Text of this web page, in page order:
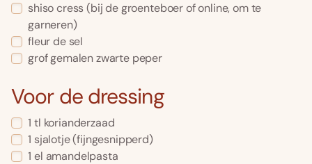
shiso cress(bij de groenteboer of online, om te
garneren)
fleur de sel
grof gemalen zwarte peper
Voor de dressing
1 tl korianderzaad
1 sjalotje(fijngesnipperd)
1 el amandelpasta